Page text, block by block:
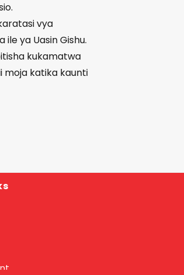
vya
ya Uasin Gishu.
kukamatwa
moja katika kaunti